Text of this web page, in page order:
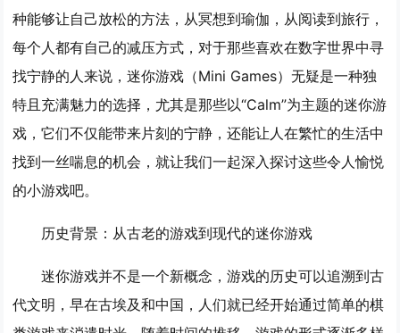
种能够让自己放松的方法，从冥想到瑜伽，从阅读到旅行，
每个人都有自己的减压方式，对于那些喜欢在数字世界中寻
找宁静的人来说，迷你游戏（Mini Games）无疑是一种独
特且充满魅力的选择，尤其是那些以“Calm”为主题的迷你游
戏，它们不仅能带来片刻的宁静，还能让人在繁忙的生活中
找到一丝喘息的机会，就让我们一起深入探讨这些令人愉悦
的小游戏吧。
历史背景：从古老的游戏到现代的迷你游戏
迷你游戏并不是一个新概念，游戏的历史可以追溯到古
代文明，早在古埃及和中国，人们就已经开始通过简单的棋